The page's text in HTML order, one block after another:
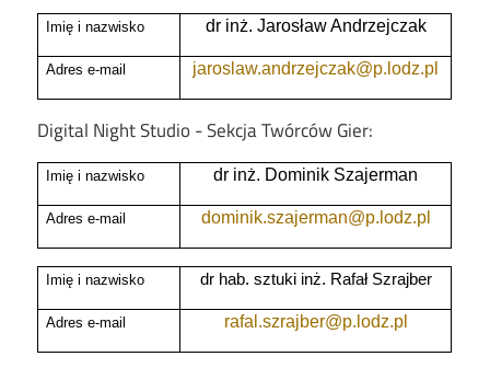
Imię i nazwisko dr inż. Jarosław Andrzejczak
Adres e-mail jaroslaw.andrzejczak@p.lodz.pl
Digital Night Studio - Sekcja Twórców Gier:
Imię i nazwisko dr inż. Dominik Szajerman
Adres e-mail dominik.szajerman@p.lodz.pl
Imię i nazwisko dr hab. sztuki inż. Rafał Szrajber
Adres e-mail rafal.szrajber@p.lodz.pl